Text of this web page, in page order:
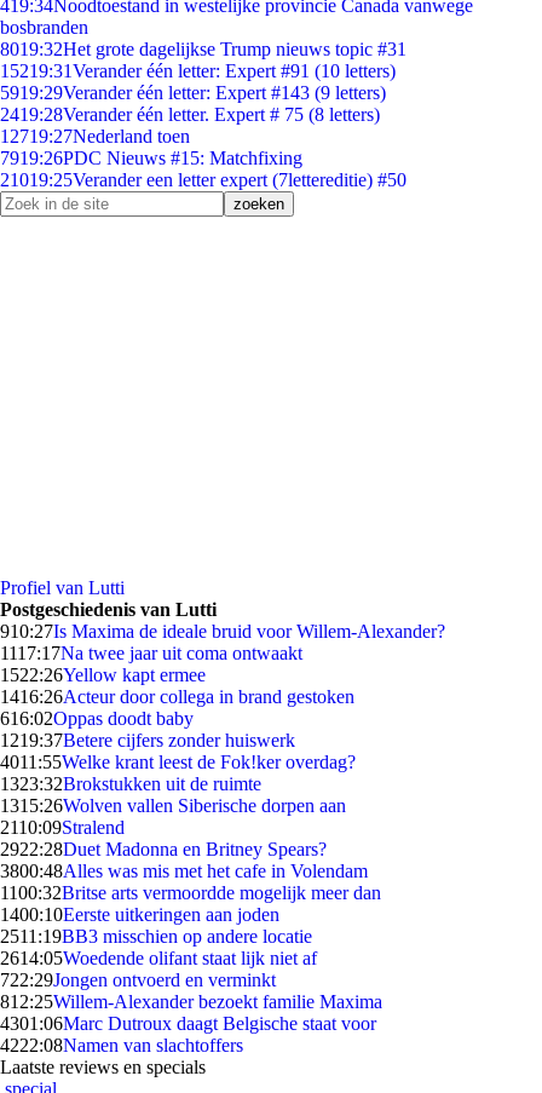
419:34Noodtoestand in westelijke provincie Canada vanwege
bosbranden
8019:32Het grote dagelijkse Trump nieuws topic #31
15219:31Verander één letter: Expert #91 (10 letters)
5919:29Verander één letter: Expert #143 (9 letters)
2419:28Verander één letter. Expert # 75 (8 letters)
12719:27Nederland toen
7919:26PDC Nieuws #15: Matchfixing
21019:25Verander een letter expert (7lettereditie) #50
Profiel van Lutti
Postgeschiedenis van Lutti
910:27Is Maxima de ideale bruid voor Willem-Alexander?
1117:17Na twee jaar uit coma ontwaakt
1522:26Yellow kapt ermee
1416:26Acteur door collega in brand gestoken
616:02Oppas doodt baby
1219:37Betere cijfers zonder huiswerk
4011:55Welke krant leest de Fok!ker overdag?
1323:32Brokstukken uit de ruimte
1315:26Wolven vallen Siberische dorpen aan
2110:09Stralend
2922:28Duet Madonna en Britney Spears?
3800:48Alles was mis met het cafe in Volendam
1100:32Britse arts vermoordde mogelijk meer dan
1400:10Eerste uitkeringen aan joden
2511:19BB3 misschien op andere locatie
2614:05Woedende olifant staat lijk niet af
722:29Jongen ontvoerd en verminkt
812:25Willem-Alexander bezoekt familie Maxima
4301:06Marc Dutroux daagt Belgische staat voor
4222:08Namen van slachtoffers
Laatste reviews en specials
special